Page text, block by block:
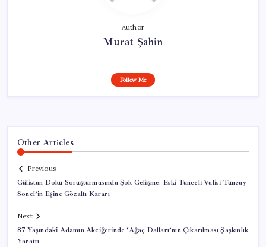
Author
Murat Şahin
Follow Me
Other Articles
Previous
Gülistan Doku Soruşturmasında Şok Gelişme: Eski Tunceli Valisi Tuncay
Sonel’in Eşine Gözaltı Kararı
Next
87 Yaşındaki Adamın Akciğerinde ‘Ağaç Dalları’nın Çıkarılması Şaşkınlık
Yarattı